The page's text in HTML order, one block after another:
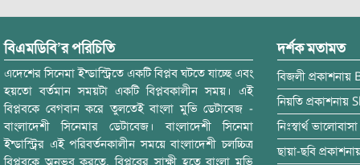
বিএমডিবি’র পরিচিতি
এদেশের সিনেমা ইন্ডাস্ট্রিতে একটি বিপ্লব ঘটতে যাচ্ছে এবং
হয়তো বর্তমান সময়টা একটি বিপ্লবকালীন সময়। এই
বিপ্লবকে বেগবান করে তুলতেই বাংলা মুভি ডেটাবেজ -
বাংলাদেশী সিনেমার ডেটাবেজ। বাংলাদেশী সিনেমা
ইন্ডাস্ট্রির এই পরিবর্তনকালীন সময়ে বাংলাদেশী চলচ্চিত্র
দর্শক মতামত
বিজলী প্রকাশনায়
নিয়তি প্রকাশনায়
নিঃস্বার্থ ভালোবাসা
ছায়া-ছবি